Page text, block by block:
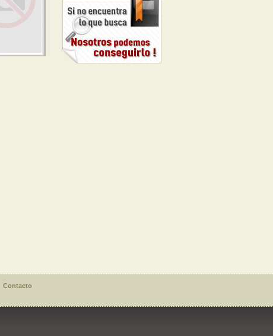
Contacto